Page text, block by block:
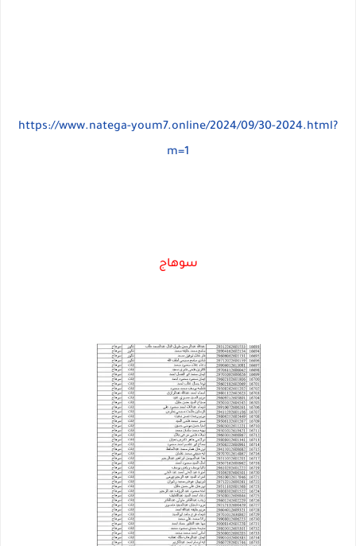
https://www.natega-youm7.online/2024/09/30-2024.html?
m=1
سوهاج